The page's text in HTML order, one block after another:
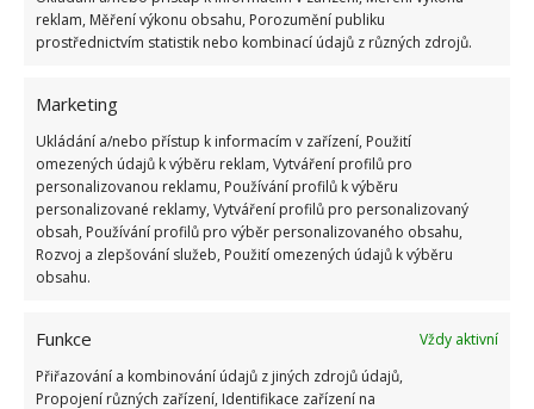
reklam, Měření výkonu obsahu, Porozumění publiku
prostřednictvím statistik nebo kombinací údajů z různých zdrojů.
Marketing
Ukládání a/nebo přístup k informacím v zařízení, Použití
omezených údajů k výběru reklam, Vytváření profilů pro
personalizovanou reklamu, Používání profilů k výběru
personalizované reklamy, Vytváření profilů pro personalizovaný
obsah, Používání profilů pro výběr personalizovaného obsahu,
Rozvoj a zlepšování služeb, Použití omezených údajů k výběru
obsahu.
Funkce
Vždy aktivní
Přiřazování a kombinování údajů z jiných zdrojů údajů,
Propojení různých zařízení, Identifikace zařízení na
minut ho nechte působit. Nakonec pomocí běžného
prostředku na mytí nádobí prkénko omyjte a
opláchněte pod proudem čisté vody.
Použijte zubní pastu
Pokud se nemůžete zbavit špinavého zabarvení,
může vám pomoci obyčejná zubní pasta a prášek do
pečiva. Nejprve na prkénko naneste trochu zubní
houbičky, hadříku nebo starého zubního kartáčku
prkénko vydrhněte a otřete vlhkým hadříkem. Bude
opět jako nové.